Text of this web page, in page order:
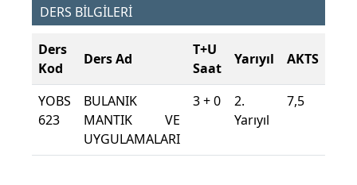
DERS BİLGİLERİ
Ders
Kod
Ders Ad
T+U
Saat
Yarıyıl AKTS
YOBS
623
BULANIK
MANTIK VE
UYGULAMALARI
3 + 0
2.
Yarıyıl
7,5